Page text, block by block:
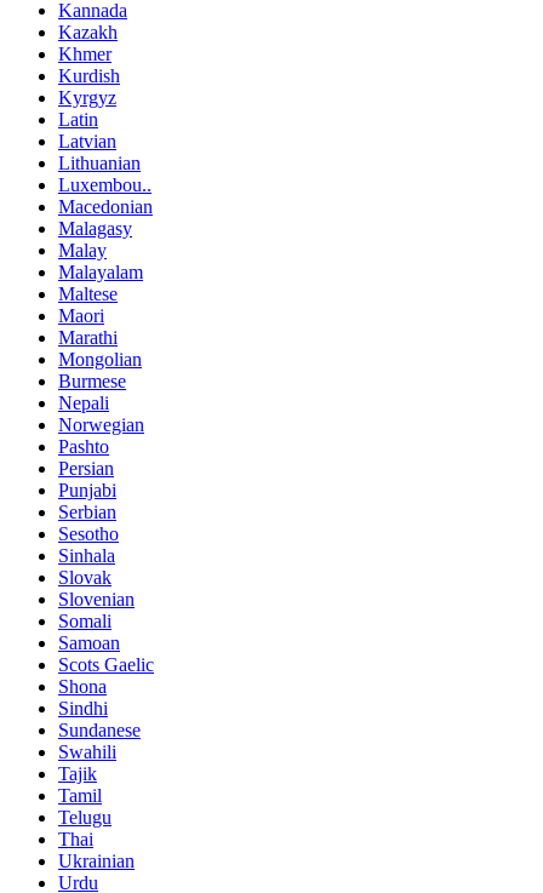
Kannada
Kazakh
Khmer
Kurdish
Kyrgyz
Latin
Latvian
Lithuanian
Luxembou..
Macedonian
Malagasy
Malay
Malayalam
Maltese
Maori
Marathi
Mongolian
Burmese
Nepali
Norwegian
Pashto
Persian
Punjabi
Serbian
Sesotho
Sinhala
Slovak
Slovenian
Somali
Samoan
Scots Gaelic
Shona
Sindhi
Sundanese
Swahili
Tajik
Tamil
Telugu
Thai
Ukrainian
Urdu